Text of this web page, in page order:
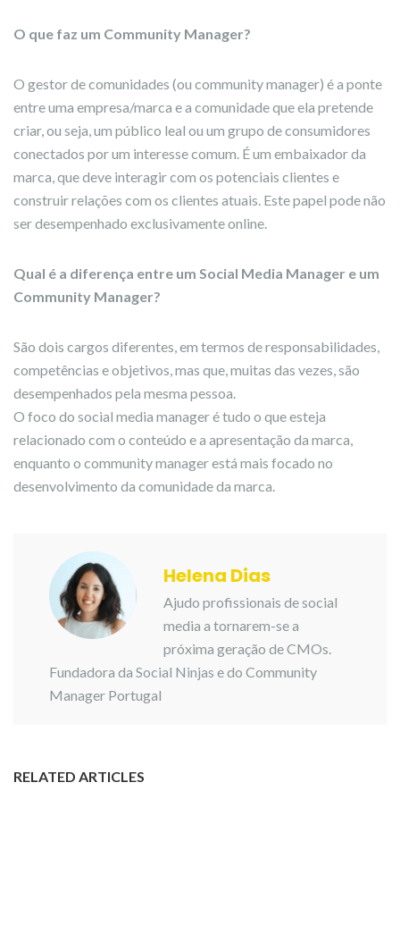
O que faz um Community Manager?
O gestor de comunidades (ou community manager) é a ponte
entre uma empresa/marca e a comunidade que ela pretende
criar, ou seja, um público leal ou um grupo de consumidores
conectados por um interesse comum. É um embaixador da
marca, que deve interagir com os potenciais clientes e
construir relações com os clientes atuais. Este papel pode não
ser desempenhado exclusivamente online.
Qual é a diferença entre um Social Media Manager e um
Community Manager?
São dois cargos diferentes, em termos de responsabilidades,
competências e objetivos, mas que, muitas das vezes, são
desempenhados pela mesma pessoa.
O foco do social media manager é tudo o que esteja
relacionado com o conteúdo e a apresentação da marca,
enquanto o community manager está mais focado no
desenvolvimento da comunidade da marca.
Helena Dias
Ajudo profissionais de social
media a tornarem-se a
próxima geração de CMOs.
Fundadora da Social Ninjas e do Community
Manager Portugal
RELATED ARTICLES